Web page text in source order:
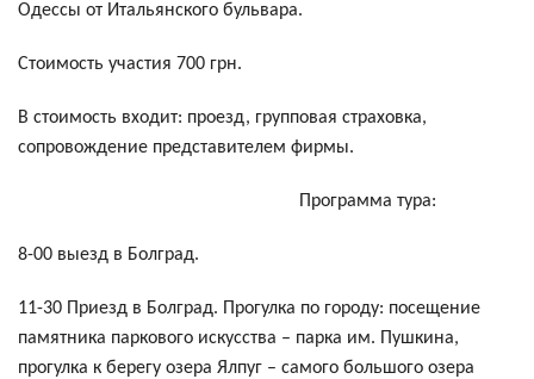
Одессы от Итальянского бульвара.
Стоимость участия 700 грн.
В стоимость входит: проезд, групповая страховка,
сопровождение представителем фирмы.
Программа тура:
8-00 выезд в Болград.
11-30 Приезд в Болград. Прогулка по городу: посещение
памятника паркового искусства – парка им. Пушкина,
прогулка к берегу озера Ялпуг – самого большого озера